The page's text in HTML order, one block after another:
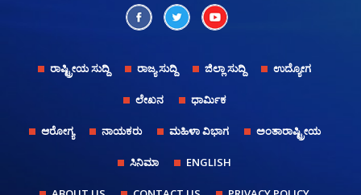
ರಾಷ್ಟ್ರೀಯ ಸುದ್ದಿ ರಾಜ್ಯ ಸುದ್ದಿ ಜಿಲ್ಲಾ ಸುದ್ದಿ ಉದ್ಯೋಗ
ಲೇಖನ ಧಾರ್ಮಿಕ
ಆರೋಗ್ಯ ನಾಯಕರು ಮಹಿಳಾ ವಿಭಾಗ ಅಂತಾರಾಷ್ಟ್ರೀಯ
ಸಿನಿಮಾ ENGLISH